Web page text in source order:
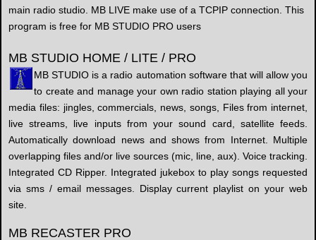
main radio studio. MB LIVE make use of a TCPIP connection. This
program is free for MB STUDIO PRO users
MB STUDIO HOME / LITE / PRO
MB STUDIO is a radio automation software that will allow you
to create and manage your own radio station playing all your
media files: jingles, commercials, news, songs, Files from internet,
live streams, live inputs from your sound card, satellite feeds.
Automatically download news and shows from Internet. Multiple
overlapping files and/or live sources (mic, line, aux). Voice tracking.
Integrated CD Ripper. Integrated jukebox to play songs requested
via sms / email messages. Display current playlist on your web
site.
MB RECASTER PRO